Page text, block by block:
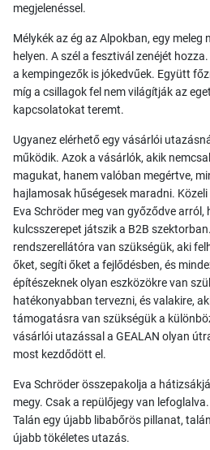
megjelenéssel.
Mélykék az ég az Alpokban, egy meleg
helyen. A szél a fesztivál zenéjét
a kempingezők is jókedvűek. Együtt
míg a csillagok fel nem világítják az
kapcsolatokat teremt.
Ugyanez elérhető egy vásárlói
működik. Azok a vásárlók, akik
magukat, hanem valóban megértve,
hajlamosak hűségesek maradni.
Eva Schröder meg van győződve arról,
kulcsszerepet játszik a B2B
rendszerellátóra van szükségük, aki
őket, segíti őket a fejlődésben, és
építészeknek olyan eszközökre van
hatékonyabban tervezni, és valakire,
támogatásra van szükségük a
vásárlói utazással a GEALAN olyan
most kezdődött el.
Eva Schröder összepakolja a
megy. Csak a repülőjegy van
Talán egy újabb libabőrös pillanat,
újabb tökéletes utazás.